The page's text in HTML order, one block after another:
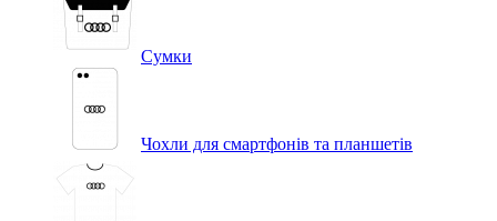
Сумки
Чохли для смартфонів та планшетів